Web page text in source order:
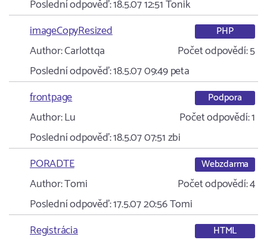
Poslední odpověď:18.5.07 12:51Tonik
imageCopyResized
PHP
Author:Carlottqa Počet odpovědí:5
Poslední odpověď:18.5.07 09:49peta
frontpage
Podpora
Author:Lu Počet odpovědí:1
Poslední odpověď:18.5.07 07:51zbi
PORADTE
Webzdarma
Author:Tomi Počet odpovědí:4
Poslední odpověď:17.5.07 20:56Tomi
Registrácia
HTML